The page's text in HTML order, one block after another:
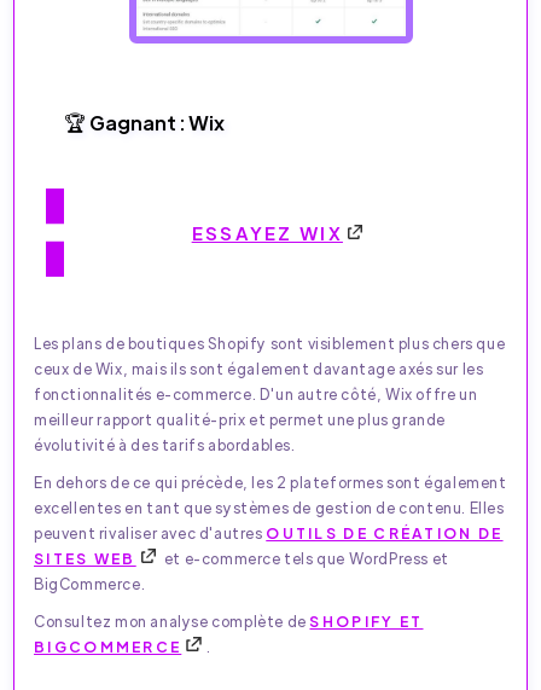
🏆 Gagnant : Wix
ESSAYEZ WIX
Les plans de boutiques Shopify sont visiblement plus chers que
ceux de Wix, mais ils sont également davantage axés sur les
fonctionnalités e-commerce. D'un autre côté, Wix offre un
meilleur rapport qualité-prix et permet une plus grande
évolutivité à des tarifs abordables.
En dehors de ce qui précède, les 2 plateformes sont également
excellentes en tant que systèmes de gestion de contenu. Elles
peuvent rivaliser avec d'autres OUTILS DE CRÉATION DE
SITES WEB
et e-commerce tels que WordPress et
BigCommerce.
Consultez mon analyse complète deSHOPIFY ET
BIGCOMMERCE